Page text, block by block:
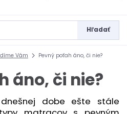
Hľadať
Vám Pevný poťah áno, či nie?
áno, či nie?
dobe ešte stále